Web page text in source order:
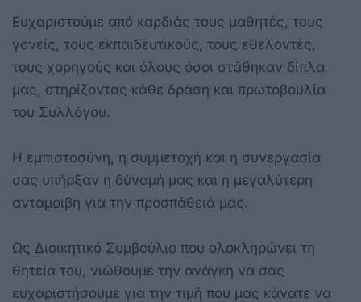
Ευχαριστούμε από καρδιάς τους μαθητές, τους
γονείς, τους εκπαιδευτικούς, τους εθελοντές,
τους χορηγούς και όλους όσοι στάθηκαν δίπλα
μας, στηρίζοντας κάθε δράση και πρωτοβουλία
του Συλλόγου.
Η εμπιστοσύνη, η συμμετοχή και η συνεργασία
σας υπήρξαν η δύναμή μας και η μεγαλύτερη
ανταμοιβή για την προσπάθειά μας.
Ως Διοικητικό Συμβούλιο που ολοκληρώνει τη
θητεία του, νιώθουμε την ανάγκη να σας
ευχαριστήσουμε για την τιμή που μας κάνατε να